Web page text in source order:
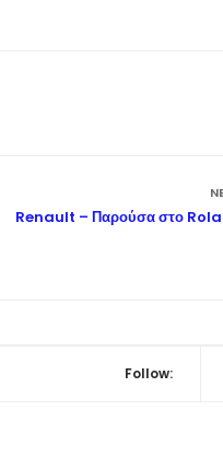
Renault – Παρούσα στο
Follow: